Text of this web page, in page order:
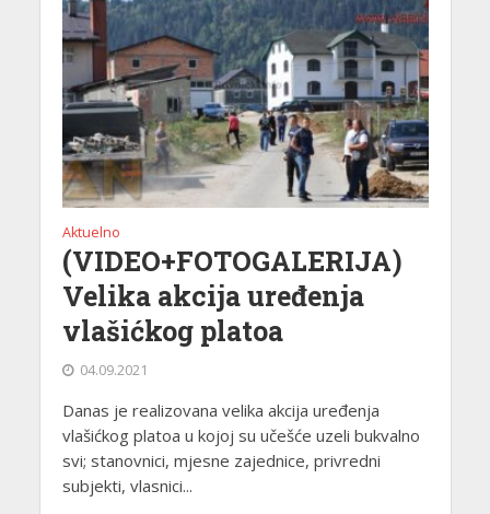
Aktuelno
(VIDEO+FOTOGALERIJA)
Velika akcija uređenja
vlašićkog platoa
04.09.2021
Danas je realizovana velika akcija uređenja
vlašićkog platoa u kojoj su učešće uzeli bukvalno
svi; stanovnici, mjesne zajednice, privredni
subjekti, vlasnici...